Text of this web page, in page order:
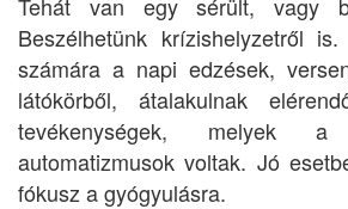
Beszélhetünk krízishelyzetről
számára a napi edzések,
látókörből, átalakulnak
tevékenységek, melyek
automatizmusok voltak. Jó
fókusz a gyógyulásra.